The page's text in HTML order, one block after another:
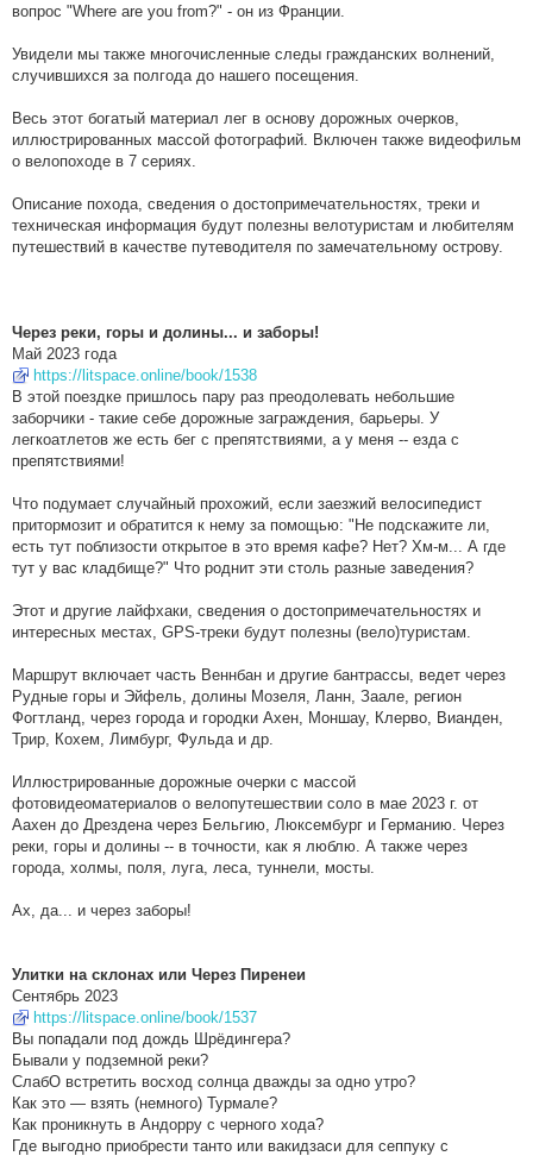
вопрос "Where are you from?" - он из Франции.
Увидели мы также многочисленные следы гражданских волнений,
случившихся за полгода до нашего посещения.
Весь этот богатый материал лег в основу дорожных очерков,
иллюстрированных массой фотографий. Включен также видеофильм
о велопоходе в 7 сериях.
Описание похода, сведения о достопримечательностях, треки и
техническая информация будут полезны велотуристам и любителям
путешествий в качестве путеводителя по замечательному острову.
Через реки, горы и долины... и заборы!
Май 2023 года
https://litspace.online/book/1538
В этой поездке пришлось пару раз преодолевать небольшие
заборчики - такие себе дорожные заграждения, барьеры. У
легкоатлетов же есть бег с препятствиями, а у меня -- езда с
препятствиями!
Что подумает случайный прохожий, если заезжий велосипедист
притормозит и обратится к нему за помощью: "Не подскажите ли,
есть тут поблизости открытое в это время кафе? Нет? Хм-м... А где
тут у вас кладбище?" Что роднит эти столь разные заведения?
Этот и другие лайфхаки, сведения о достопримечательностях и
интересных местах, GPS-треки будут полезны (вело)туристам.
Маршрут включает часть Веннбан и другие бантрассы, ведет через
Рудные горы и Эйфель, долины Мозеля, Ланн, Заале, регион
Фогтланд, через города и городки Ахен, Моншау, Клерво, Вианден,
Трир, Кохем, Лимбург, Фульда и др.
Иллюстрированные дорожные очерки с массой
фотовидеоматериалов о велопутешествии соло в мае 2023 г. от
Аахен до Дрездена через Бельгию, Люксембург и Германию. Через
реки, горы и долины -- в точности, как я люблю. А также через
города, холмы, поля, луга, леса, туннели, мосты.
Ах, да... и через заборы!
Улитки на склонах или Через Пиренеи
Сентябрь 2023
https://litspace.online/book/1537
Вы попадали под дождь Шрёдингера?
Бывали у подземной реки?
СлабО встретить восход солнца дважды за одно утро?
Как это — взять (немного) Турмале?
Как проникнуть в Андорру с черного хода?
Где выгодно приобрести танто или вакидзаси для сеппуку с